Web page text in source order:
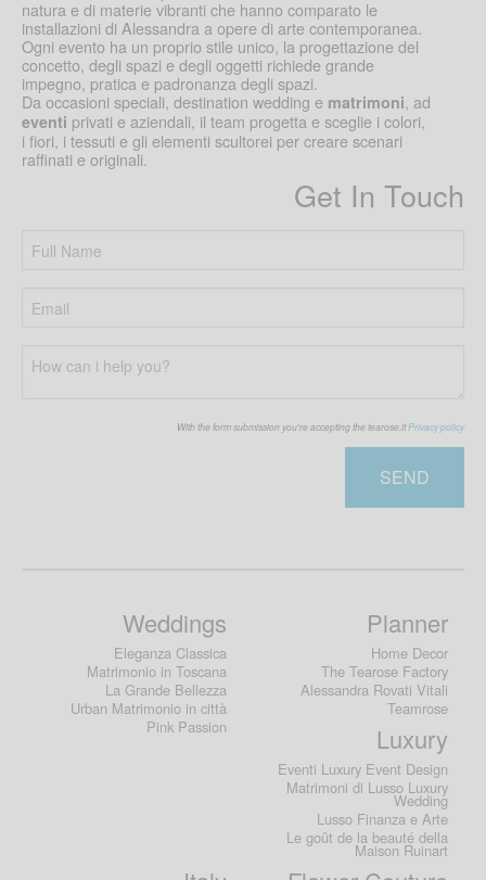
natura e di materie vibranti che hanno comparato le
installazioni di Alessandra a opere di arte contemporanea.
Ogni evento ha un proprio stile unico, la progettazione del
concetto, degli spazi e degli oggetti richiede grande
impegno, pratica e padronanza degli spazi.
Da occasioni speciali, destination wedding e matrimoni, ad
eventi privati e aziendali, il team progetta e sceglie i colori,
i fiori, i tessuti e gli elementi scultorei per creare scenari
raffinati e originali.
Get In Touch
With the form submission you're accepting the tearose.itPrivacy policy
SEND
Weddings
Eleganza Classica
Matrimonio in Toscana
La Grande Bellezza
Urban Matrimonio in città
Pink Passion
Planner
Home Decor
The Tearose Factory
Alessandra Rovati Vitali
Teamrose
Luxury
Eventi Luxury Event Design
Matrimoni di Lusso Luxury
Wedding
Lusso Finanza e Arte
Le goût de la beauté della
Maison Ruinart